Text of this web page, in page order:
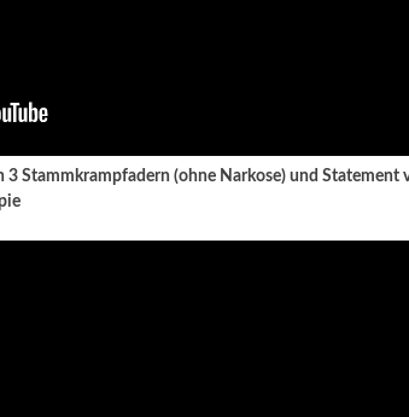
Stammkrampfadern (ohne Narkose) und Statement